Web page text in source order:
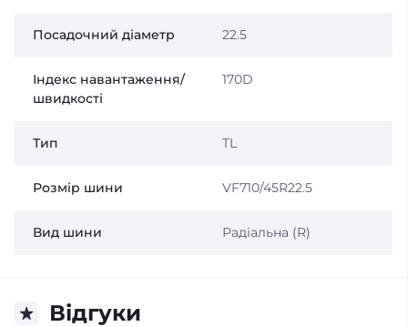
Посадочний діаметр 22.5
Індекс навантаження/
швидкості
170D
Тип TL
Розмір шини VF710/45R22.5
Вид шини Радіальна (R)
Відгуки